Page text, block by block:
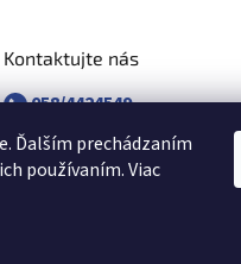
Ďalším prechádzaním
používaním. Viac
Kontaktujte nás
058/4424549
058/4882830
revuca@majsterpapier.sk